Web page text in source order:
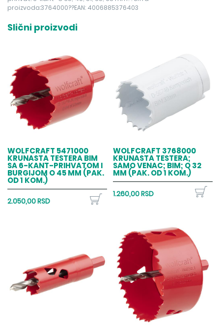
proizvoda:3764000??EAN: 4006885376403
Slični proizvodi
WOLFCRAFT 5471000
KRUNASTA TESTERA BIM
SA 6-KANT-PRIHVATOM I
BURGIJOM O 45 MM (PAK.
OD 1 KOM.)
2.050,00 RSD
WOLFCRAFT 3768000
KRUNASTA TESTERA;
SAMO VENAC; BIM; O 32
MM (PAK. OD 1 KOM.)
1.260,00 RSD